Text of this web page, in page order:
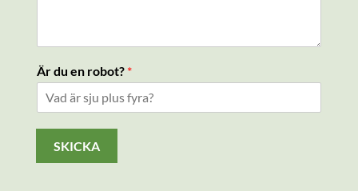
M
e
d
e
Är du en robot? *
SKICKA